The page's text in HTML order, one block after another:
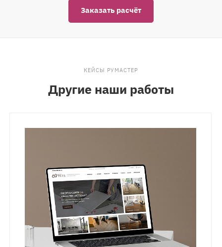
Заказать расчёт
КЕЙСЫ РУМАСТЕР
Другие наши работы